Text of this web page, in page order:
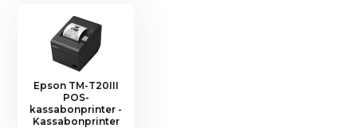
Epson TM-T20III
POS-
kassabonprinter -
Kassabonprinter